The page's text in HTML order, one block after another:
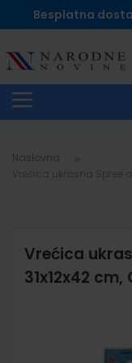
Besplatna
Naslovna
Vrećica
31x12x42